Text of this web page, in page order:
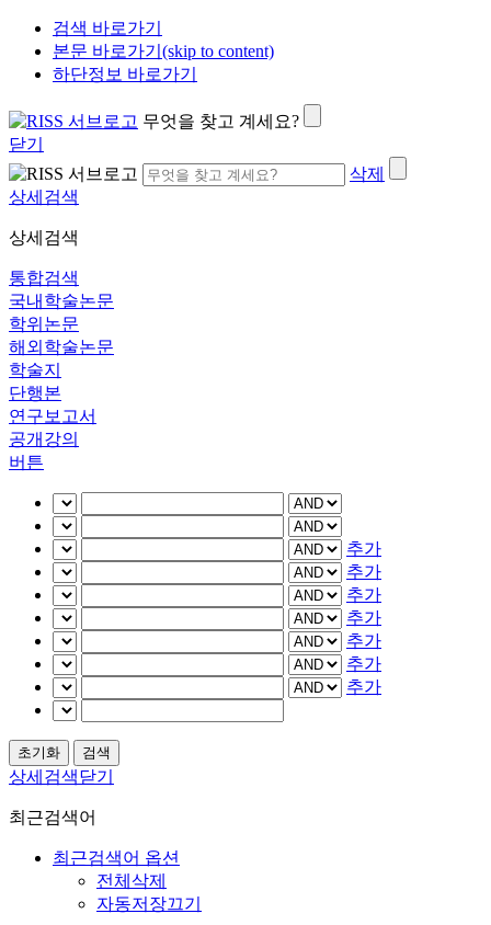
검색 바로가기
본문 바로가기(skip to content)
하단정보 바로가기
무엇을 찾고 계세요?
닫기
삭제
상세검색
상세검색
통합검색
국내학술논문
학위논문
해외학술논문
학술지
단행본
연구보고서
공개강의
버튼
추가
추가
추가
추가
추가
추가
추가
상세검색닫기
최근검색어
최근검색어 옵션
전체삭제
자동저장끄기